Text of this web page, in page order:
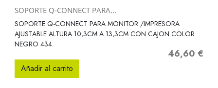
SOPORTE Q-CONNECT PARA...
SOPORTE Q-CONNECT PARA MONITOR /IMPRESORA
AJUSTABLE ALTURA 10,3CM A 13,3CM CON CAJON COLOR
NEGRO 434
Precio
46,60 €
Añadir al carrito